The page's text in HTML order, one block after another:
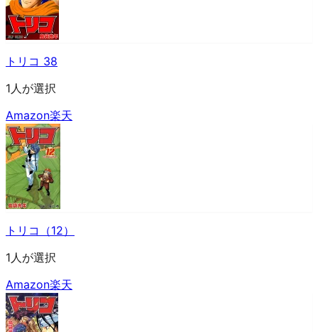
トリコ 38
1人が選択
Amazon楽天
トリコ（12）
1人が選択
Amazon楽天